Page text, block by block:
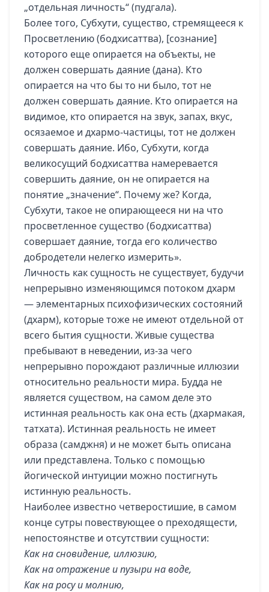
„отдельная личность“ (пудгала).
Более того, Субхути, существо, стремящееся к
Просветлению (бодхисаттва), [сознание]
которого еще опирается на объекты, не
должен совершать даяние (дана). Кто
опирается на что бы то ни было, тот не
должен совершать даяние. Кто опирается на
видимое, кто опирается на звук, запах, вкус,
осязаемое и дхармо-частицы, тот не должен
совершать даяние. Ибо, Субхути, когда
великосущий бодхисаттва намеревается
совершить даяние, он не опирается на
понятие „значение“. Почему же? Когда,
Субхути, такое не опирающееся ни на что
просветленное существо (бодхисаттва)
совершает даяние, тогда его количество
добродетели нелегко измерить».
Личность как сущность не существует, будучи
непрерывно изменяющимся потоком дхарм
— элементарных психофизических состояний
(дхарм), которые тоже не имеют отдельной от
всего бытия сущности. Живые существа
пребывают в неведении, из-за чего
непрерывно порождают различные иллюзии
относительно реальности мира. Будда не
является существом, на самом деле это
истинная реальность как она есть (дхармакая,
татхата). Истинная реальность не имеет
образа (самджня) и не может быть описана
или представлена. Только с помощью
йогической интуиции можно постигнуть
истинную реальность.
Наиболее известно четверостишие, в самом
конце сутры повествующее о преходящести,
непостоянстве и отсутствии сущности:
Как на сновидение, иллюзию,
Как на отражение и пузыри на воде,
Как на росу и молнию,